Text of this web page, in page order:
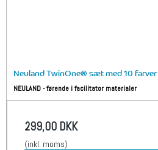
Neuland TwinOne® sæt med 10 farver
NEULAND - førende i facilitator materialer
299,00 DKK
(inkl. moms)